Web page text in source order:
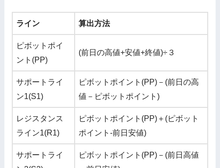
ライン 算出方法
ピボットポイ
ント(PP)
(前日の高値+安値+終値)÷３
サポートライ
ン1(S1)
ピボットポイント(PP)－(前日の高
値－ピボットポイント)
レジスタンス
ライン1(R1)
ピボットポイント(PP)＋(ピボット
ポイント-前日安値)
サポートライ
ピボットポイント(PP)－(前日高値